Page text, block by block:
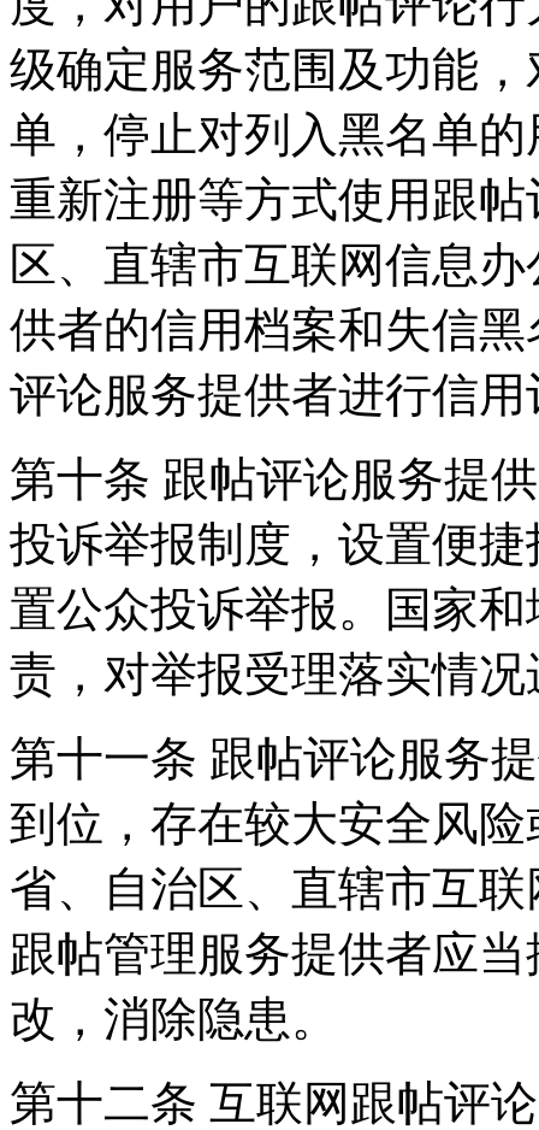
级确定服务范围及功能
单，停止对列入黑名单
重新注册等方式使用跟
区、直辖市互联网信息
供者的信用档案和失信
评论服务提供者进行信用
第十条 跟帖评论服务提
投诉举报制度，设置便
置公众投诉举报。国家
责，对举报受理落实情
第十一条 跟帖评论服务
到位，存在较大安全风
省、自治区、直辖市互
跟帖管理服务提供者应
改，消除隐患。
第十二条 互联网跟帖评